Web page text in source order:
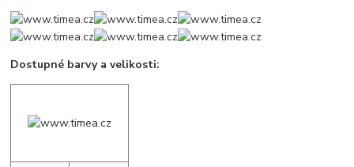
Dostupné barvy a velikosti: